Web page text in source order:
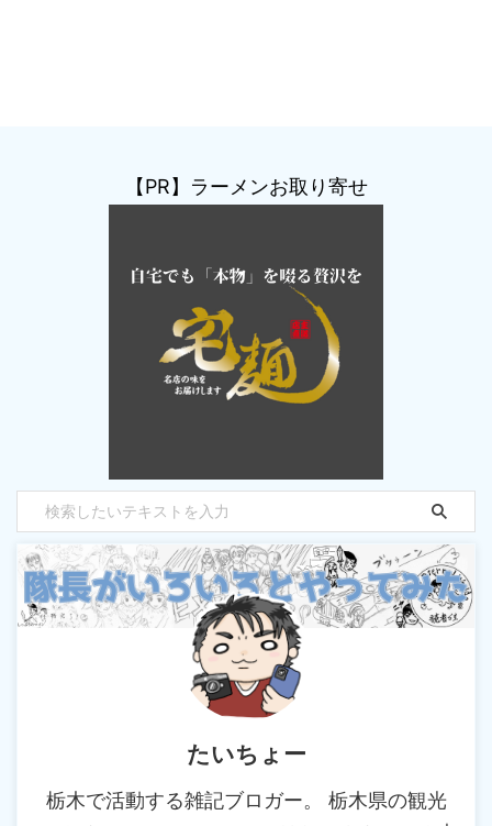
【PR】ラーメンお取り寄せ
たいちょー
栃木で活動する雑記ブロガー。 栃木県の観光